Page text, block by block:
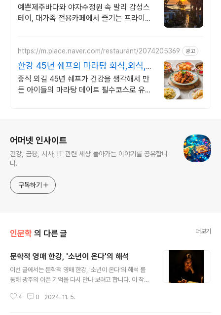
발리, 오션뷰끝판왕
예쁜제주바다와 야자수정원 속 발리 감성스
테이, 대가족 전용카페에서 즐기는 프라이빗
https://m.place.naver.com/restaurant/2074205369 광고
한강 45년 쉐프의 마라탕 회식,외식,데
이트에 강추
중식 외길 45년 쉐프가 건강을 생각해서 만
든 아이들의 마라탕 데이트 필수코스로 유명
어머넷 인사이트
건강, 금융, 시사, IT 관련 세상 돌아가는 이야기를 공유합니
다.
구독하기
인문학 의 다른 글 더보기
문학적 영매 한강, '소년이 온다'의 해석
이번 글에서는 문학적 영매 한강, '소년이 온다'의 해석 를
통해 광주의 아픈 기억을 다시 만나 보려고 합니다. 이 작품
리가 잊고 있었던 진실과 마주하게 합니다. 인물들의 이야
4 0 2024. 11. 5.